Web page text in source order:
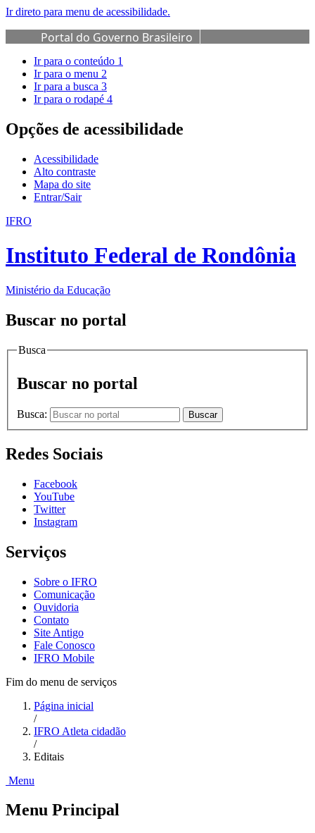
Ir direto para menu de acessibilidade.
Portal do Governo Brasileiro
Ir para o conteúdo 1
Ir para o menu 2
Ir para a busca 3
Ir para o rodapé 4
Opções de acessibilidade
Acessibilidade
Alto contraste
Mapa do site
Entrar/Sair
IFRO
Instituto Federal de Rondônia
Ministério da Educação
Buscar no portal
Busca
Buscar no portal
Busca: Buscar
Redes Sociais
Facebook
YouTube
Twitter
Instagram
Serviços
Sobre o IFRO
Comunicação
Ouvidoria
Contato
Site Antigo
Fale Conosco
IFRO Mobile
Fim do menu de serviços
Página inicial
/
IFRO Atleta cidadão
/
Editais
Menu
Menu Principal